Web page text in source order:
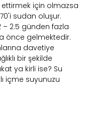
ettirmek için olmazsa
70'i sudan oluşur.
2.5 günden fazla
önce gelmektedir.
davetiye
bir şekilde
ya kirli ise? Su
içme suyunuzu